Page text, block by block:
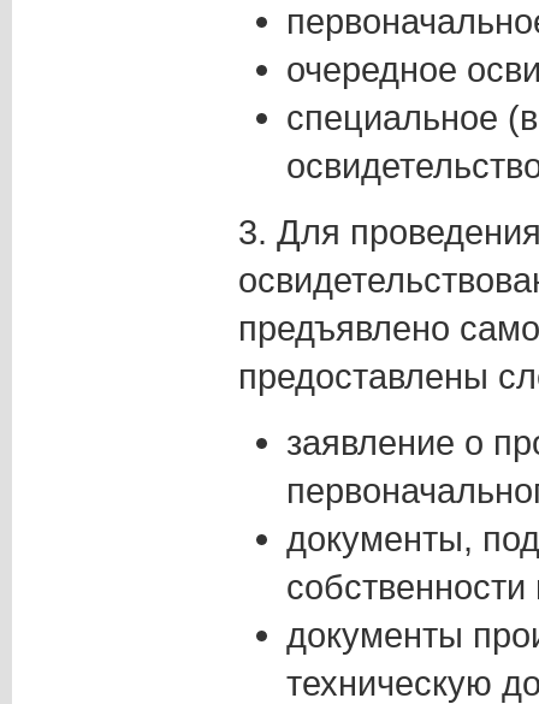
очередное
специальное
3. Для
предъявлено
предоставлены
заявление о
документы,
документы
техническую